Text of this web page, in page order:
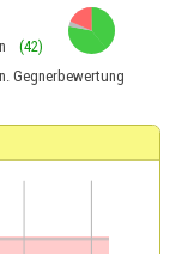
(42)
Gegnerbewertung